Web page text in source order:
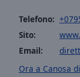
Telefono:
Sito:
Email:
Ora a Canosa